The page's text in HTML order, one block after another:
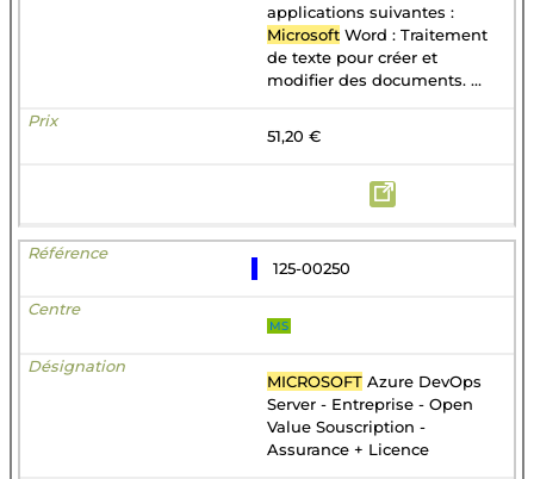
applications suivantes :
Microsoft Word : Traitement
de texte pour créer et
modifier des documents. ...
51,20 €
125-00250
MS
MICROSOFT Azure DevOps
Server - Entreprise - Open
Value Souscription -
Assurance + Licence